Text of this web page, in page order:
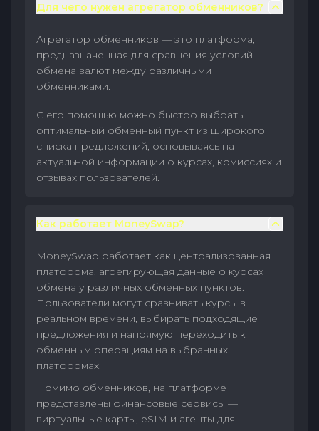
Для чего нужен агрегатор обменников?
Агрегатор обменников — это платформа,
предназначенная для сравнения условий
обмена валют между различными
обменниками.
С его помощью можно быстро выбрать
оптимальный обменный пункт из широкого
списка предложений, основываясь на
актуальной информации о курсах, комиссиях и
отзывах пользователей.
Как работает MoneySwap?
MoneySwap работает как централизованная
платформа, агрегирующая данные о курсах
обмена у различных обменных пунктов.
Пользователи могут сравнивать курсы в
реальном времени, выбирать подходящие
предложения и напрямую переходить к
обменным операциям на выбранных
платформах.
Помимо обменников, на платформе
представлены финансовые сервисы —
виртуальные карты, eSIM и агенты для